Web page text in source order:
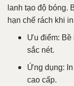
lanh tạo độ bóng.
hạn chế rách khi
Ưu điểm: Bề
sắc nét.
Ứng dụng:
cao cấp.